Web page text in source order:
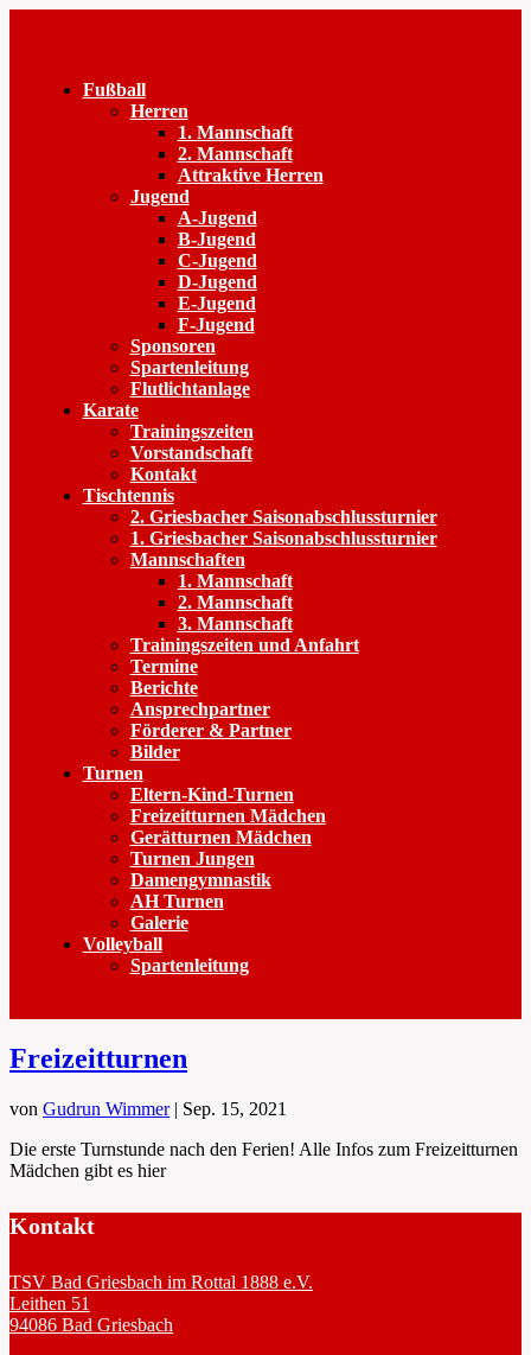
Fußball
Herren
1. Mannschaft
2. Mannschaft
Attraktive Herren
Jugend
A-Jugend
B-Jugend
C-Jugend
D-Jugend
E-Jugend
F-Jugend
Sponsoren
Spartenleitung
Flutlichtanlage
Karate
Trainingszeiten
Vorstandschaft
Kontakt
Tischtennis
2. Griesbacher Saisonabschlussturnier
1. Griesbacher Saisonabschlussturnier
Mannschaften
1. Mannschaft
2. Mannschaft
3. Mannschaft
Trainingszeiten und Anfahrt
Termine
Berichte
Ansprechpartner
Förderer & Partner
Bilder
Turnen
Eltern-Kind-Turnen
Freizeitturnen Mädchen
Gerätturnen Mädchen
Turnen Jungen
Damengymnastik
AH Turnen
Galerie
Volleyball
Spartenleitung
Freizeitturnen
von Gudrun Wimmer| Sep. 15, 2021
Die erste Turnstunde nach den Ferien! Alle Infos zum Freizeitturnen
Mädchen gibt es hier
Kontakt
TSV Bad Griesbach im Rottal 1888 e.V.
Leithen 51
94086 Bad Griesbach